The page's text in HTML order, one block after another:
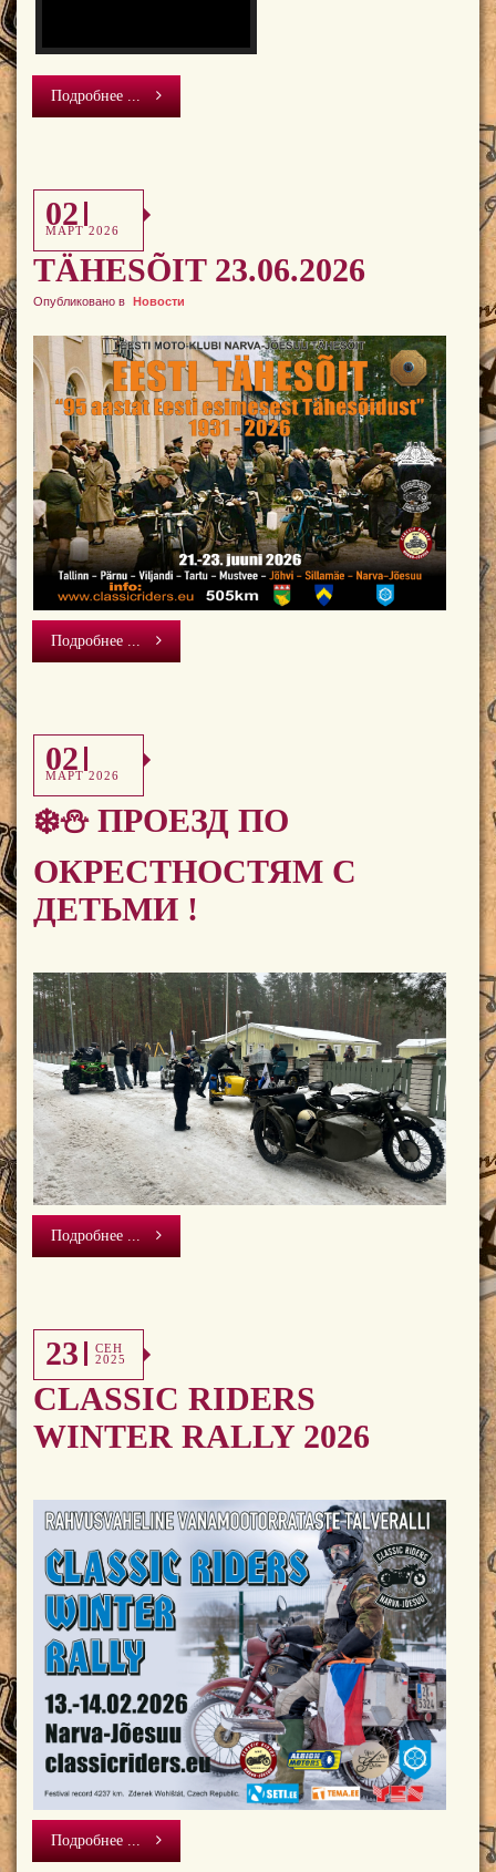
Подробнее ...
02
МАРТ 2026
TÄHESÕIT 23.06.2026
Опубликовано в Новости
Подробнее ...
02
МАРТ 2026
❄️⛄️ ПРОЕЗД ПО
ОКРЕСТНОСТЯМ С
ДЕТЬМИ !
Подробнее ...
23
СЕН
2025
CLASSIC RIDERS
WINTER RALLY 2026
Подробнее ...